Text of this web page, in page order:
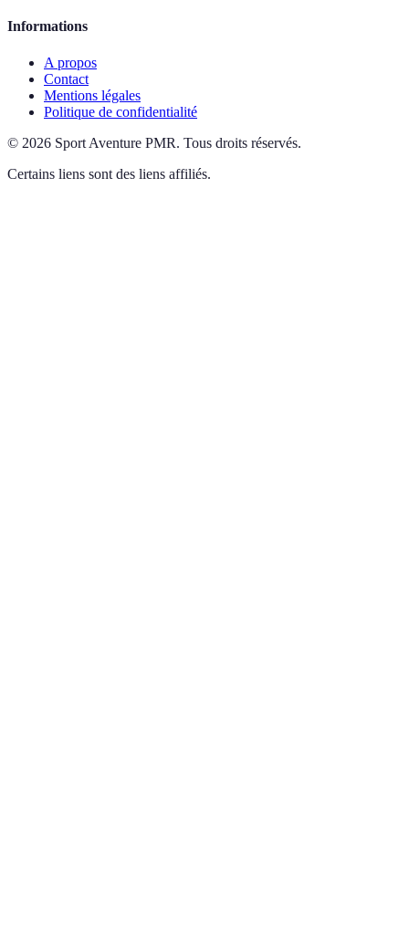
Informations
A propos
Contact
Mentions légales
Politique de confidentialité
© 2026 Sport Aventure PMR. Tous droits réservés.
Certains liens sont des liens affiliés.